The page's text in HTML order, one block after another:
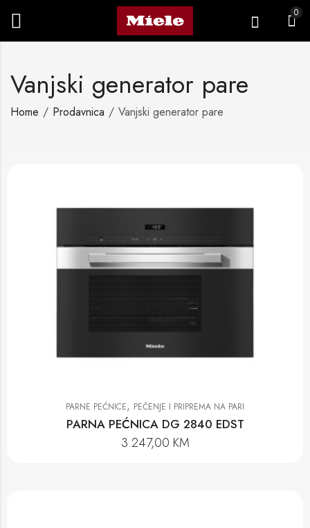
0
Vanjski generator pare
Home Prodavnica Vanjski generator pare
PARNE PEĆNICE, PEČENJE I PRIPREMA NA PARI
PARNA PEĆNICA DG 2840 EDST
3.247,00 KM